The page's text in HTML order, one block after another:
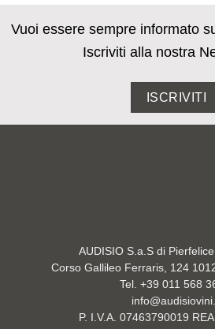
Vuoi essere sempre informato
Iscriviti alla nostra
ISCRIVITI
AUDISIO S.a.S di
Corso Gallileo Ferraris, 124
Tel. +39 011 568
P. I.V.A. 07463790019